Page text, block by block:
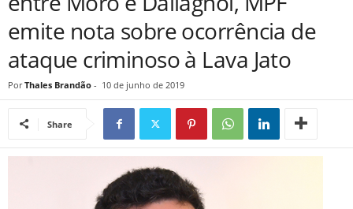
emite nota sobre ocorrência de
ataque criminoso à Lava Jato
Por Thales Brandão - 10 de junho de 2019
Share